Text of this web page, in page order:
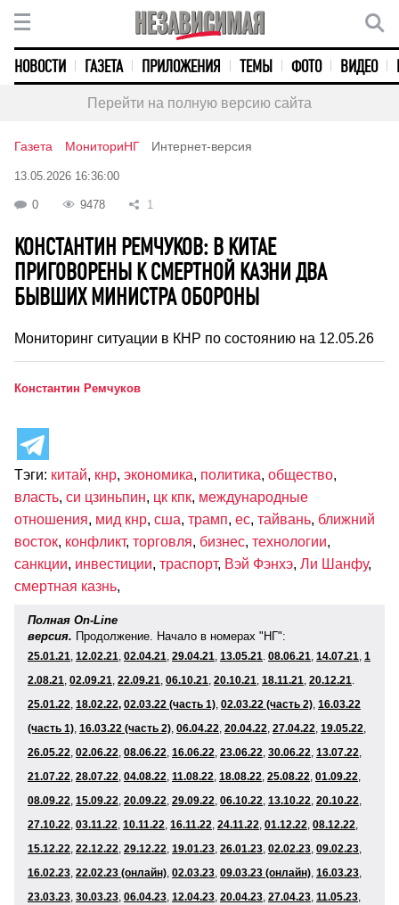
НОВОСТИ ГАЗЕТА ПРИЛОЖЕНИЯ ТЕМЫ ФОТО ВИДЕО
Перейти на полную версию сайта
Газета МониториНГ Интернет-версия
13.05.2026 16:36:00
0 9478 1
КОНСТАНТИН РЕМЧУКОВ: В КИТАЕ
ПРИГОВОРЕНЫ К СМЕРТНОЙ КАЗНИ ДВА
БЫВШИХ МИНИСТРА ОБОРОНЫ
Мониторинг ситуации в КНР по состоянию на 12.05.26
Константин Ремчуков
Тэги: китай, кнр, экономика, политика, общество,
власть, си цзиньпин, цк кпк, международные
отношения, мид кнр, сша, трамп, ес, тайвань, ближний
восток, конфликт, торговля, бизнес, технологии,
санкции, инвестиции, траспорт, Вэй Фэнхэ, Ли Шанфу,
смертная казнь,
Полная On-Line
версия. Продолжение. Начало в номерах "НГ":
25.01.21, 12.02.21, 02.04.21, 29.04.21, 13.05.21. 08.06.21, 14.07.21, 1
2.08.21, 02.09.21, 22.09.21, 06.10.21, 20.10.21, 18.11.21, 20.12.21.
25.01.22, 18.02.22, 02.03.22 (часть 1), 02.03.22 (часть 2), 16.03.22
(часть 1), 16.03.22 (часть 2), 06.04.22, 20.04.22, 27.04.22, 19.05.22,
26.05.22, 02.06.22, 08.06.22, 16.06.22, 23.06.22, 30.06.22, 13.07.22,
21.07.22, 28.07.22, 04.08.22, 11.08.22, 18.08.22, 25.08.22, 01.09.22,
08.09.22, 15.09.22, 20.09.22, 29.09.22, 06.10.22, 13.10.22, 20.10.22,
27.10.22, 03.11.22, 10.11.22, 16.11.22, 24.11.22, 01.12.22, 08.12.22,
15.12.22, 22.12.22, 29.12.22, 19.01.23, 26.01.23, 02.02.23, 09.02.23,
16.02.23, 22.02.23 (онлайн), 02.03.23, 09.03.23 (онлайн), 16.03.23,
23.03.23, 30.03.23, 06.04.23, 12.04.23, 20.04.23, 27.04.23, 11.05.23,